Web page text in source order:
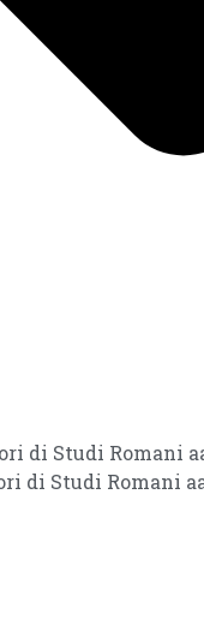
di Studi Romani
di Studi Romani